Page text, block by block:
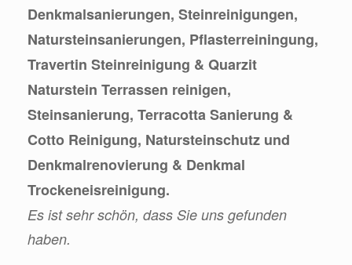
Denkmalsanierungen, Steinreinigungen,
Natursteinsanierungen, Pflasterreiningung,
Travertin Steinreinigung & Quarzit
Naturstein Terrassen reinigen,
Steinsanierung, Terracotta Sanierung &
Cotto Reinigung, Natursteinschutz und
Denkmalrenovierung & Denkmal
Trockeneisreinigung.
Es ist sehr schön, dass Sie uns gefunden
haben.